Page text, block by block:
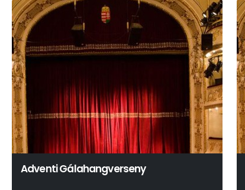
Adventi Gálahangverseny